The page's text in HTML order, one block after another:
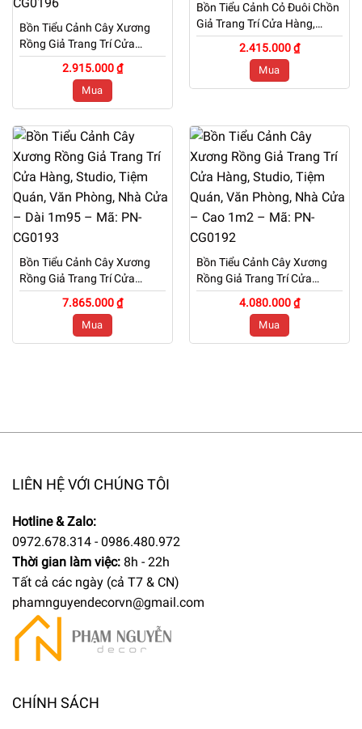
Bồn Tiểu Cảnh Cây Xương
Rồng Giả Trang Trí Cửa
Hàng, Studio, Tiệm Quán,
Văn Phòng, Nhà Cửa – Cao
90cm – Mã: PN-CG0196
2.915.000 ₫
Mua
Bồn Tiểu Cảnh Cỏ Đuôi Chồn
Giả Trang Trí Cửa Hàng,
Studio, Tiệm Quán, Văn
Phòng, Nhà Cửa – Cao 80cm
– Mã: PN-CG0195
2.415.000 ₫
Mua
Bồn Tiểu Cảnh Cây Xương
Rồng Giả Trang Trí Cửa
Hàng, Studio, Tiệm Quán,
Văn Phòng, Nhà Cửa – Dài
1m95 – Mã: PN-CG0193
7.865.000 ₫
Mua
Bồn Tiểu Cảnh Cây Xương
Rồng Giả Trang Trí Cửa
Hàng, Studio, Tiệm Quán,
Văn Phòng, Nhà Cửa – Cao
1m2 – Mã: PN-CG0192
4.080.000 ₫
Mua
LIÊN HỆ VỚI CHÚNG TÔI
Hotline & Zalo:
0972.678.314 - 0986.480.972
Thời gian làm việc: 8h - 22h
Tất cả các ngày (cả T7 & CN)
phamnguyendecorvn@gmail.com
CHÍNH SÁCH